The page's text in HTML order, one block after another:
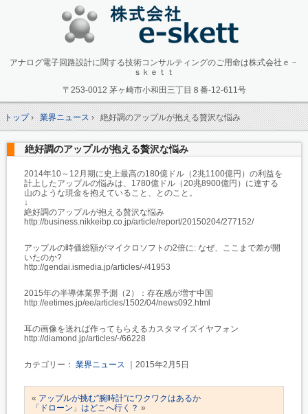
アナログ電子回路設計に関する技術コンサルティングのご用命は株式会社ｅ－
ｓｋｅｔｔ
〒253-0012 茅ヶ崎市小和田三丁目８番-12-611号
トップ› 業界ニュース› 絶好調のアップルが抱える贅沢な悩み
絶好調のアップルが抱える贅沢な悩み
2014年10～12月期に史上最高の180億ドル（2兆1100億円）の利益を
計上したアップルの悩みは、1780億ドル（20兆8900億円）に達する
山のような現金を抱えていること、とのこと。
↓
絶好調のアップルが抱える贅沢な悩み
http://business.nikkeibp.co.jp/article/report/20150204/277152/
アップルの時価総額がマイクロソフトの2倍に: なぜ、ここまで差が開
いたのか?
http://gendai.ismedia.jp/articles/-/41953
2015年の半導体業界予測（2）：存在感が増す中国
http://eetimes.jp/ee/articles/1502/04/news092.html
耳の画像を送れば作ってもらえるカスタマイズイヤフォン
http://diamond.jp/articles/-/66228
カテゴリー： 業界ニュース ｜2015年2月5日
« アップルが挑む”腕時計”にワクワクはあるか
「ドローン」はどこへ行く？ »